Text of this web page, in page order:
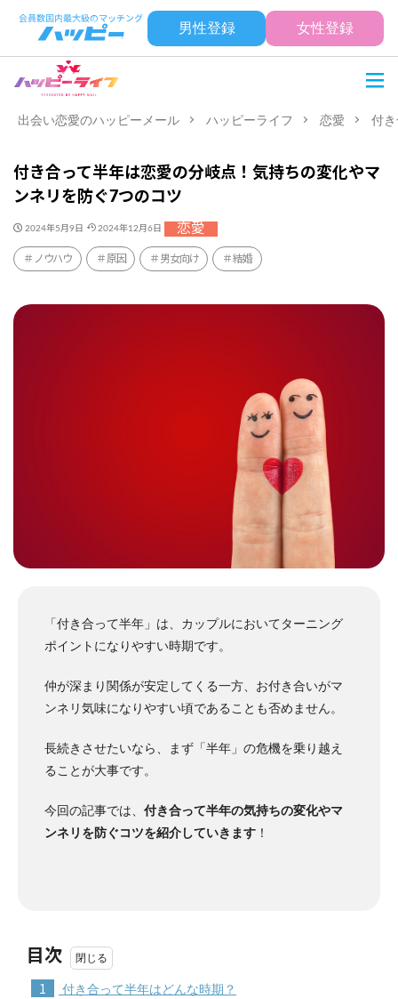
男性登録 女性登録
出会い恋愛のハッピーメール ハッピーライフ 恋愛 付
付き合って半年は恋愛の分岐点！気持ちの変化やマ
ンネリを防ぐ7つのコツ
2024年5月9日 2024年12月6日 恋愛
ノウハウ 原因 男女向け 結婚
「付き合って半年」は、カップルにおいてターニング
ポイントになりやすい時期です。
仲が深まり関係が安定してくる一方、お付き合いがマ
ンネリ気味になりやすい頃であることも否めません。
長続きさせたいなら、まず「半年」の危機を乗り越え
ることが大事です。
今回の記事では、 付き合って半年の気持ちの変化やマ
ンネリを防ぐコツを紹介していきます ！
目次
1 付き合って半年はどんな時期？